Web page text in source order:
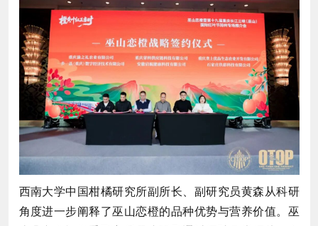
西南大学中国柑橘研究所副所长、副研究员黄森从科研
角度进一步阐释了巫山恋橙的品种优势与营养价值。巫